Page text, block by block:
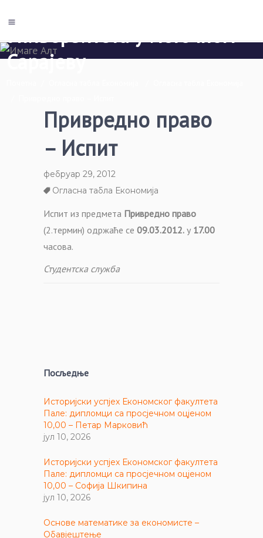
Сарајеву
Привредно право
– Испит
фебруар 29, 2012
Огласна табла Економија
Испит из предмета Привредно право
(2.термин) одржаће се 09.03.2012. у 17.00
часова.
Студентска служба
Посљедње
Историјски успјех Економског факултета
Пале: дипломци са просјечном оцјеном
10,00 – Петар Марковић
јул 10, 2026
Историјски успјех Економског факултета
Пале: дипломци са просјечном оцјеном
10,00 – Софија Шкипина
јул 10, 2026
Основе математике за економисте –
Обавјештење